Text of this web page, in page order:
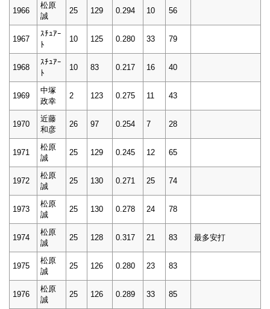
1966
松原
誠
25 129 0.294 10 56
1967
ｽﾁｭｱｰ
ﾄ
10 125 0.280 33 79
1968
ｽﾁｭｱｰ
ﾄ
10 83 0.217 16 40
1969
中塚
政幸
2 123 0.275 11 43
1970
近藤
和彦
26 97 0.254 7 28
1971
松原
誠
25 129 0.245 12 65
1972
松原
誠
25 130 0.271 25 74
1973
松原
誠
25 130 0.278 24 78
1974
松原
誠
25 128 0.317 21 83 最多安打
1975
松原
誠
25 126 0.280 23 83
1976
松原
誠
25 126 0.289 33 85